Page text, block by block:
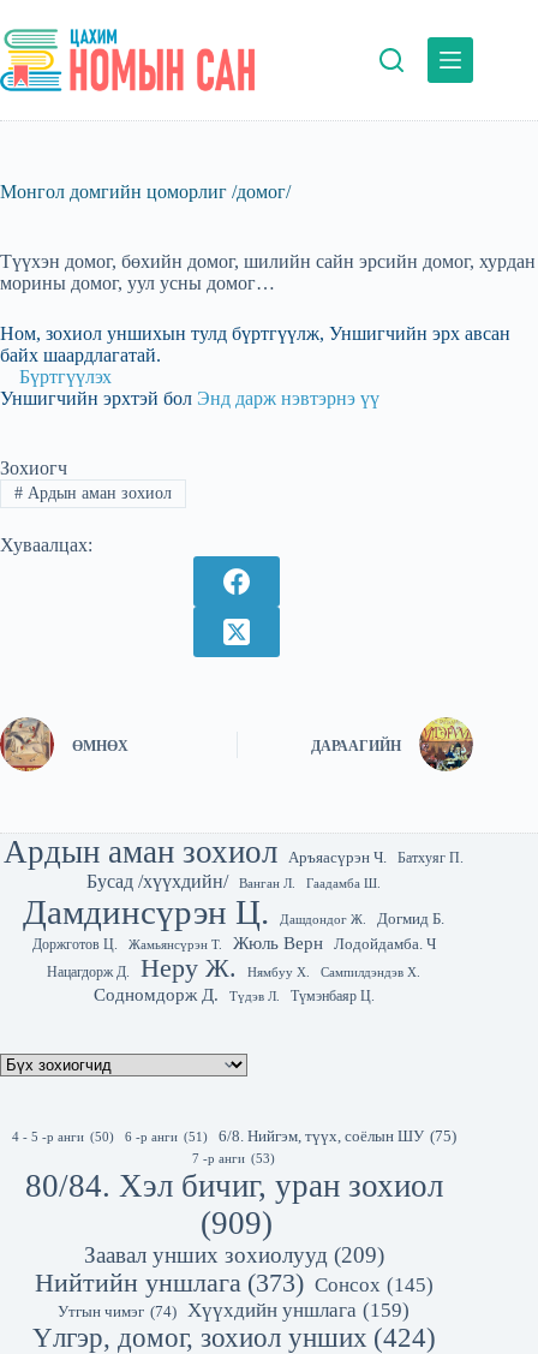
to
content
Монгол домгийн цоморлиг /домог/
Түүхэн домог, бөхийн домог, шилийн сайн эрсийн домог, хурдан
морины домог, уул усны домог…
Ном, зохиол уншихын тулд бүртгүүлж, Уншигчийн эрх авсан
байх шаардлагатай.
Бүртгүүлэх
Уншигчийн эрхтэй бол Энд дарж нэвтэрнэ үү
Зохиогч
#Ардын аман зохиол
Хуваалцах:
ӨМНӨХ ДАРААГИЙН
Ардын аман зохиол Аръяасүрэн Ч. Батхуяг П.
Бусад /хүүхдийн/ Ванган Л. Гаадамба Ш.
Дамдинсүрэн Ц. Дашдондог Ж.
Догмид Б.
Доржготов Ц.
Жамьянсүрэн Т. Жюль Верн Лодойдамба. Ч
Нацагдорж Д. Неру Ж. Нямбуу Х. Сампилдэндэв Х.
Содномдорж Д. Түдэв Л. Түмэнбаяр Ц.
4 - 5 -р анги (50) 6 -р анги (51) 6/8. Нийгэм, түүх, соёлын ШУ (75)
7 -р анги (53)
80/84. Хэл бичиг, уран зохиол
(909)
Заавал унших зохиолууд (209)
Нийтийн уншлага (373) Сонсох (145)
Утгын чимэг (74) Хүүхдийн уншлага (159)
Үлгэр, домог, зохиол унших (424)